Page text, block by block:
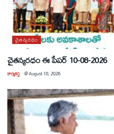
చైతన్యరధం
చైతన్యరధం ఈ పేపర్ 10-08-2026
కార్యకర్త @August 10, 2026